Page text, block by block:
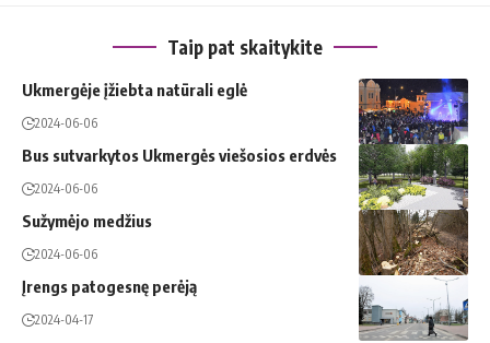
Taip pat skaitykite
Ukmergėje įžiebta natūrali eglė
2024-06-06
Bus sutvarkytos Ukmergės viešosios erdvės
2024-06-06
Sužymėjo medžius
2024-06-06
Įrengs patogesnę perėją
2024-04-17